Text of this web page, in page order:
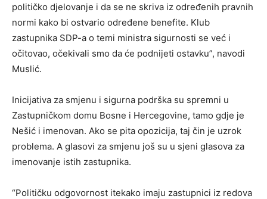
političko djelovanje i da se ne skriva iz određenih pravnih
normi kako bi ostvario određene benefite. Klub
zastupnika SDP-a o temi ministra sigurnosti se već i
očitovao, očekivali smo da će podnijeti ostavku”, navodi
Muslić.
Inicijativa za smjenu i sigurna podrška su spremni u
Zastupničkom domu Bosne i Hercegovine, tamo gdje je
Nešić i imenovan. Ako se pita opozicija, taj čin je uzrok
problema. A glasovi za smjenu još su u sjeni glasova za
imenovanje istih zastupnika.
“Političku odgovornost itekako imaju zastupnici iz redova